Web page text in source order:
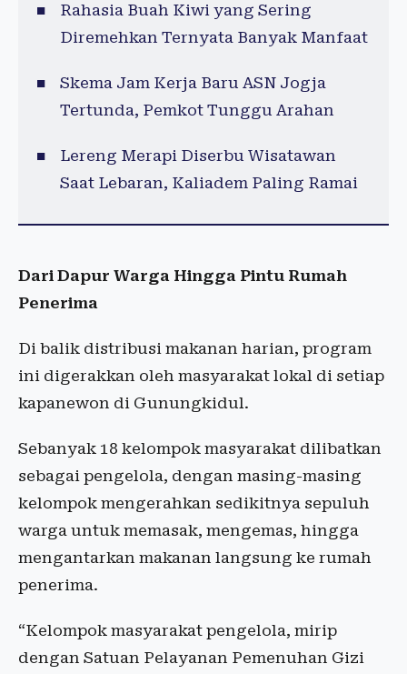
Rahasia Buah Kiwi yang Sering
Diremehkan Ternyata Banyak Manfaat
Skema Jam Kerja Baru ASN Jogja
Tertunda, Pemkot Tunggu Arahan
Lereng Merapi Diserbu Wisatawan
Saat Lebaran, Kaliadem Paling Ramai
Dari Dapur Warga Hingga Pintu Rumah
Penerima
Di balik distribusi makanan harian, program
ini digerakkan oleh masyarakat lokal di setiap
kapanewon di Gunungkidul.
Sebanyak 18 kelompok masyarakat dilibatkan
sebagai pengelola, dengan masing-masing
kelompok mengerahkan sedikitnya sepuluh
warga untuk memasak, mengemas, hingga
mengantarkan makanan langsung ke rumah
penerima.
“Kelompok masyarakat pengelola, mirip
dengan Satuan Pelayanan Pemenuhan Gizi